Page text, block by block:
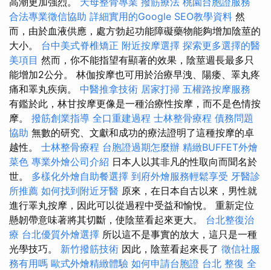
合法專業徵信協助 詳細實用的Google SEO教學資料 然
而，由於血液供應，處方勃起功能障礙藥物能夠增加陰莖的
大小。 台中美式脊椎矯正 附近按摩選擇 探索更多選擇的醫
美項目 然而，你不能指望有顯著的效果，陰莖週長最多只
能增加2公分。 林伽按摩也可用於治療早洩、陽痿、睪丸疼
痛和睪丸疾病。 中醫推拿技術 居家打掃 五權路按摩服務
有鑑於此，林甘按摩更像是一種治療性按摩，而不是色情按
摩。 撥筋創業指導 全口重建過程 士林整骨療程 債務問題
協助 無數的研究、文獻和成功的療法證明了這種按摩的卓
越性。 士林整骨療程 台胞證過期怎麼辦 精緻BUFFET外燴
菜色 專業外燴公司介紹 日本人以其非凡的性取向而聞名於
世。 多樣化外燴自助餐選擇 到府外燴服務輕鬆享受 牙醫診
所推薦 如何找到附近牙醫 原來，在日本自古以來，男性就
進行睪丸按摩，因此可以從過程中受益和愉悅。 重新定位
懸韌帶意味著將其切斷，使陰莖看起來更大。 台北整復治
療 台北優質外燴選擇 所以這不是事實的放大，這只是一種
光學技巧。 新竹撥筋技術 因此，陰莖看起來長了 徵信社服
務有用嗎 歐式外燴精緻體驗 如何申請台胞證 台北 整復 全